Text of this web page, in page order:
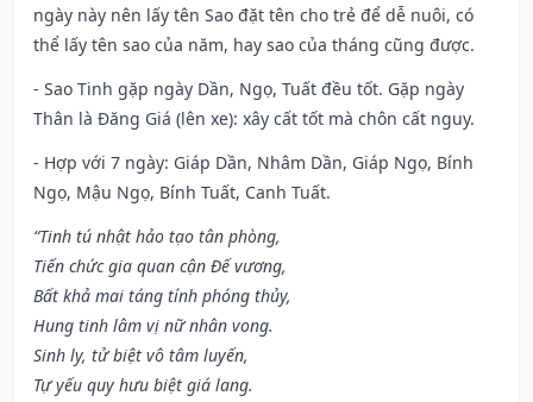
ngày này nên lấy tên Sao đặt tên cho trẻ để dễ nuôi, có
thể lấy tên sao của năm, hay sao của tháng cũng được.
- Sao Tinh gặp ngày Dần, Ngọ, Tuất đều tốt. Gặp ngày
Thân là Đăng Giá (lên xe): xây cất tốt mà chôn cất nguy.
- Hợp với 7 ngày: Giáp Dần, Nhâm Dần, Giáp Ngọ, Bính
Ngọ, Mậu Ngọ, Bính Tuất, Canh Tuất.
“Tinh tú nhật hảo tạo tân phòng,
Tiến chức gia quan cận Đế vương,
Bất khả mai táng tính phóng thủy,
Hung tinh lâm vị nữ nhân vong.
Sinh ly, tử biệt vô tâm luyến,
Tự yếu quy hưu biệt giá lang.